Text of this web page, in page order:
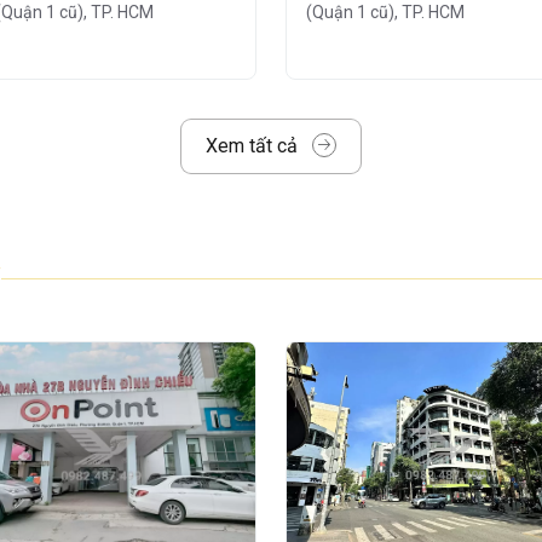
tư và xây dựng theo tiêu chuẩn
làm việc chuyên nghiệp, thân thiện và tối
dễ dàng chia nhỏ diện tích, phù hợp
1 Thang máy
1 cũ), TP. HCM
(Quận 1 cũ), TP. HCM
Xem tất cả